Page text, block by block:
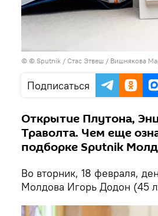
© © Sputnik / Стас Этвеш / Вишнякова
Подписаться
Открытие Плутона,
Траволта. Чем еще
подборке Sputnik
Во вторник, 18 февраля,
Молдова Игорь Додон (45